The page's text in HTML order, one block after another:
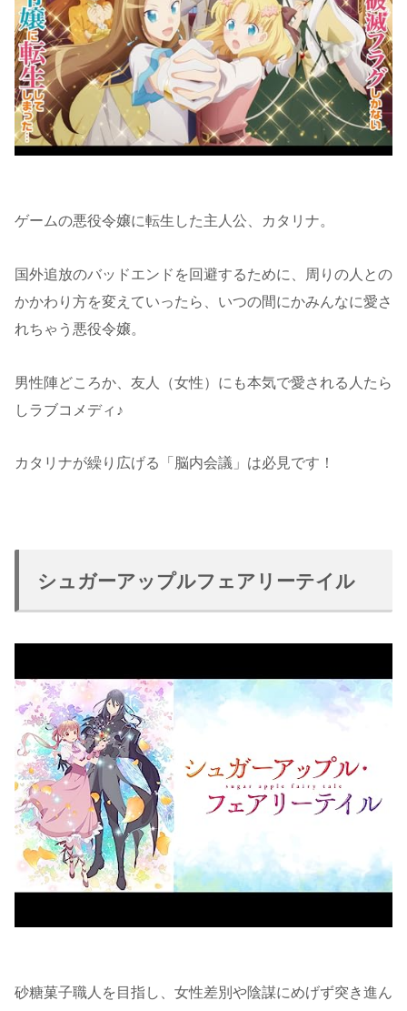
ゲームの悪役令嬢に転生した主人公、カタリナ。
国外追放のバッドエンドを回避するために、周りの人との
かかわり方を変えていったら、いつの間にかみんなに愛さ
れちゃう悪役令嬢。
男性陣どころか、友人（女性）にも本気で愛される人たら
しラブコメディ♪
カタリナが繰り広げる「脳内会議」は必見です！
シュガーアップルフェアリーテイル
砂糖菓子職人を目指し、女性差別や陰謀にめげず突き進ん